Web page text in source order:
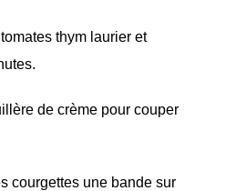
thym laurier et
de crème pour couper
courgettes une bande sur